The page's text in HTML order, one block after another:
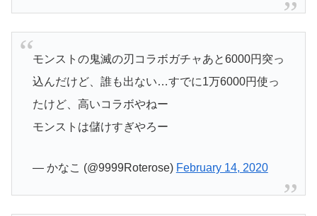
モンストの鬼滅の刃コラボガチャあと6000円突っ
込んだけど、誰も出ない…すでに1万6000円使っ
たけど、高いコラボやねー
モンストは儲けすぎやろー
— かなこ (@9999Roterose) February 14, 2020